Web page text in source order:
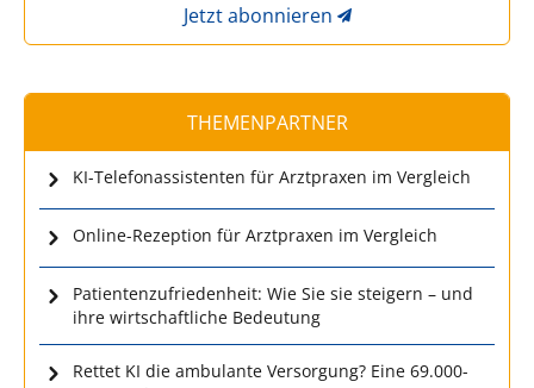
Jetzt abonnieren
THEMENPARTNER
KI-Telefonassistenten für Arztpraxen im Vergleich
Online-Rezeption für Arztpraxen im Vergleich
Patientenzufriedenheit: Wie Sie sie steigern – und
ihre wirtschaftliche Bedeutung
Rettet KI die ambulante Versorgung? Eine 69.000-